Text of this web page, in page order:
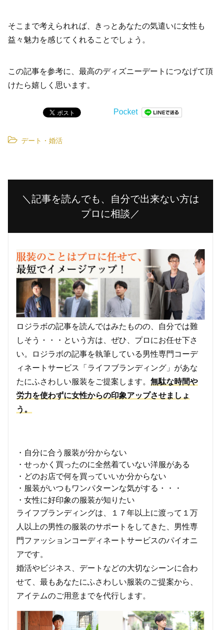
そこまで考えられれば、きっとあなたの気遣いに女性も
益々魅力を感じてくれることでしょう。
この記事を参考に、最高のディズニーデートにつなげて頂
けたら嬉しく思います。
Pocket
デート・婚活
＼記事を読んでも、自分で出来ない方は
プロに相談／
ロジラボの記事を読んではみたものの、自分では難
しそう・・・という方は、ぜひ、プロにお任せ下さ
い。ロジラボの記事を執筆している男性専門コーデ
ィネートサービス「ライフブランディング」があな
たにふさわしい服装をご提案します。 無駄な時間や
労力を使わずに女性からの印象アップさせましょ
う。
・自分に合う服装が分からない
・せっかく買ったのに全然着ていない洋服がある
・どのお店で何を買っていいか分からない
・服装がいつもワンパターンな気がする・・・
・女性に好印象の服装が知りたい
ライフブランディングは、１７年以上に渡って１万
人以上の男性の服装のサポートをしてきた、男性専
門ファッションコーディネートサービスのパイオニ
アです。
婚活やビジネス、デートなどの大切なシーンに合わ
せて、最もあなたにふさわしい服装のご提案から、
アイテムのご用意までを代行します。